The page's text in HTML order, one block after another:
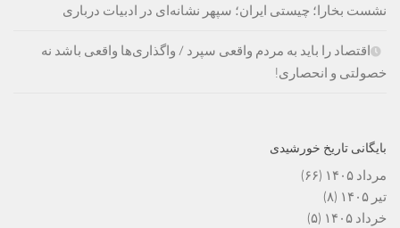
نشست بخارا؛ چیستی ایران؛ سپهر نشانه‌ای در ادبیات درباری
اقتصاد را باید به مردم واقعی سپرد / واگذاری‌ها واقعی باشد نه
خصولتی و انحصاری!
بایگانی تاریخ خورشیدی
مرداد ۱۴۰۵
(۶۶)
تیر ۱۴۰۵
(۸)
خرداد ۱۴۰۵
(۵)